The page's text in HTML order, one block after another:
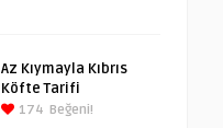
Az Kıymayla Kıbrıs
Köfte Tarifi
174 Beğeni!